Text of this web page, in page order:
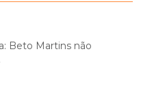
Beto Martins não